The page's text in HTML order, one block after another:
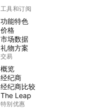
工具和订阅
功能特色
价格
市场数据
礼物方案
交易
概览
经纪商
经纪商比较
The Leap
特别优惠